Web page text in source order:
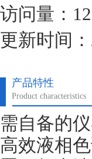
访问量：
更新时间
产品特性
Product characteristics
需自备的
高效液相